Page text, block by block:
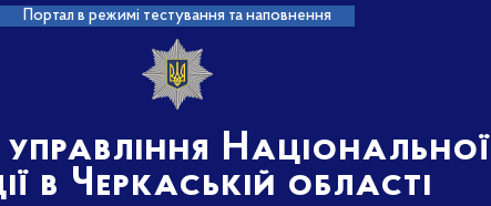
Портал в режимі тестування та наповнення
Національної
в Черкаській області